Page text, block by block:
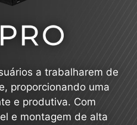
a trabalharem de
proporcionando uma
e produtiva. Com
e montagem de alta